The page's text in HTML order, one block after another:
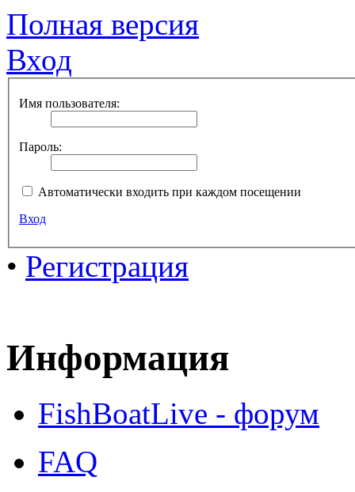
Полная версия
Вход
Имя пользователя:
Пароль:
Автоматически входить при каждом посещении
Вход
• Регистрация
Информация
FishBoatLive - форум
FAQ